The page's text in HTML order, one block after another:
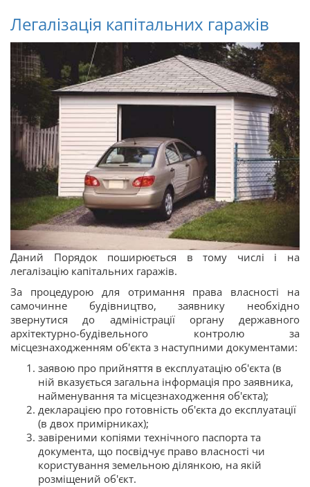
Легалізація капітальних гаражів
Даний Порядок поширюється в тому числі і на
легалізацію капітальних гаражів.
За процедурою для отримання права власності на
самочинне будівництво, заявнику необхідно
звернутися до адміністрації органу державного
архітектурно-будівельного контролю за
місцезнаходженням об'єкта з наступними документами:
заявою про прийняття в експлуатацію об'єкта (в
ній вказується загальна інформація про заявника,
найменування та місцезнаходження об'єкта);
декларацією про готовність об'єкта до експлуатації
(в двох примірниках);
завіреними копіями технічного паспорта та
документа, що посвідчує право власності чи
користування земельною ділянкою, на якій
розміщений об'єкт.